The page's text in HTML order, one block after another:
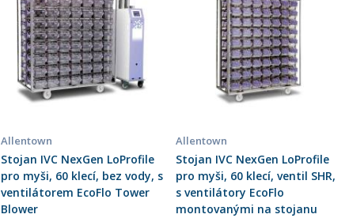
Allentown
Stojan IVC NexGen LoProfile
pro myši, 60 klecí, bez vody, s
ventilátorem EcoFlo Tower
Blower
Allentown
Stojan IVC NexGen LoProfile
pro myši, 60 klecí, ventil SHR,
s ventilátory EcoFlo
montovanými na stojanu